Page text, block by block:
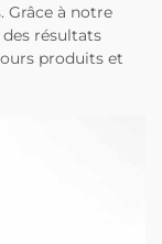
Grâce à notre
résultats
produits et